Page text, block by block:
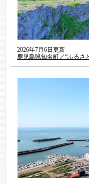
2026年7月6日更新
鹿児島県知名町／“ふるさ